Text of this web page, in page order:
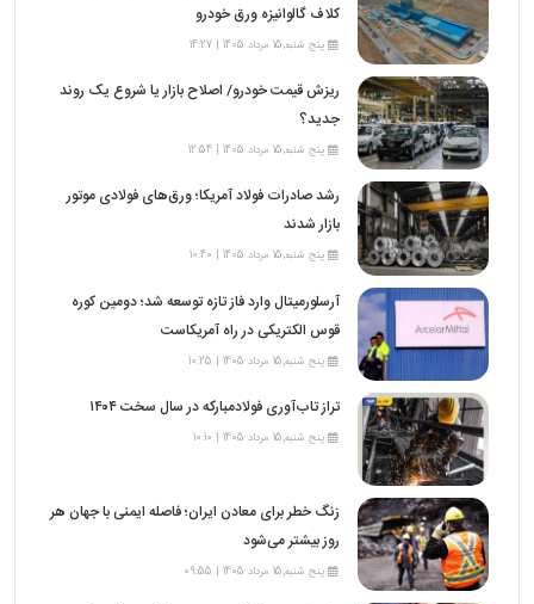
کلاف گالوانیزه ورق خودرو
پنج شنبه,15 مرداد 1405 | 14:27
ریزش قیمت خودرو/ اصلاح بازار یا شروع یک روند
جدید؟
پنج شنبه,15 مرداد 1405 | 12:54
رشد صادرات فولاد آمریکا؛ ورق‌های فولادی موتور
بازار شدند
پنج شنبه,15 مرداد 1405 | 10:40
آرسلورمیتال وارد فاز تازه توسعه شد؛ دومین کوره
قوس الکتریکی در راه آمریکاست
پنج شنبه,15 مرداد 1405 | 10:25
تراز تاب‌آوری فولادمبارکه در سال سخت ۱۴۰۴
پنج شنبه,15 مرداد 1405 | 10:10
زنگ خطر برای معادن ایران؛ فاصله ایمنی با جهان هر
روز بیشتر می‌شود
پنج شنبه,15 مرداد 1405 | 09:55